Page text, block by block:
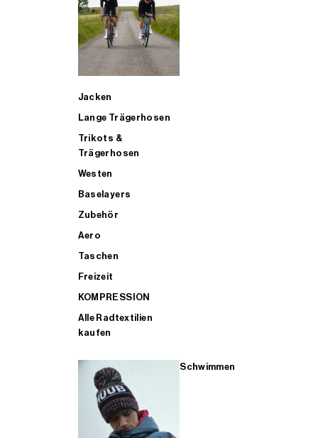
Jacken
Lange Trägerhosen
Trikots &
Trägerhosen
Westen
Baselayers
Zubehör
Aero
Taschen
Freizeit
KOMPRESSION
Alle Radtextilien
kaufen
Schwimmen
ALLE TRIATHLONARTIKEL FÜR MÄNNER KAUFEN